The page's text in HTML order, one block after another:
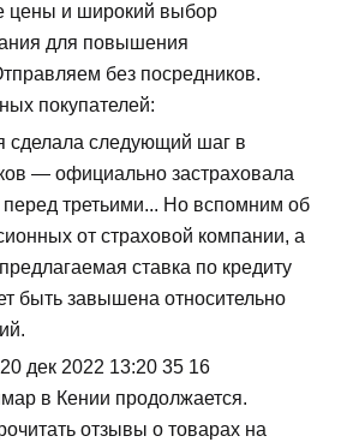
цены и широкий выбор
для повышения
без посредников.
покупателей:
сделала следующий шаг в
— официально застраховала
перед третьими... Но вспомним об
от страховой компании, а
ставка по кредиту
быть завышена относительно
дек 2022 13:20 35 16
в Кении продолжается.
отзывы о товарах на